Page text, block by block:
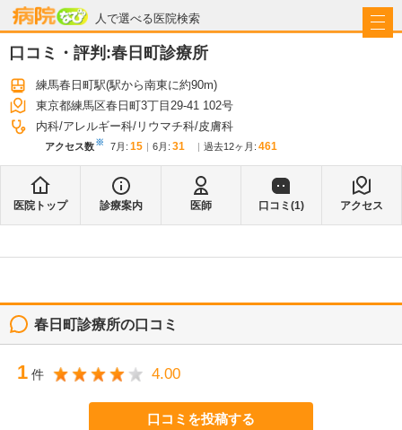
人で選べる医院検索
病院なび
口コミ・評判:春日町診療所
練馬春日町駅(駅から南東に約90m)
東京都練馬区春日町3丁目29-41 102号
内科 アレルギー科 リウマチ科 皮膚科
アクセス数※ 7月 : 15 6月 : 31 過去12ヶ月: 461
医院トップ 診療案内 医師 口コミ(1) アクセス
春日町診療所の口コミ
1 件 4.00
口コミを投稿する